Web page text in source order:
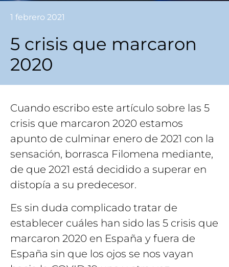
1 febrero 2021
5 crisis que marcaron
2020
Cuando escribo este artículo sobre las 5
crisis que marcaron 2020 estamos
apunto de culminar enero de 2021 con la
sensación, borrasca Filomena mediante,
de que 2021 está decidido a superar en
distopía a su predecesor.
Es sin duda complicado tratar de
establecer cuáles han sido las 5 crisis que
marcaron 2020 en España y fuera de
España sin que los ojos se nos vayan